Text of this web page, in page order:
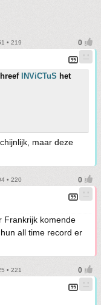
• 219
INViCTuS het
maar deze
• 220
Frankrijk komende
all time record er
• 221